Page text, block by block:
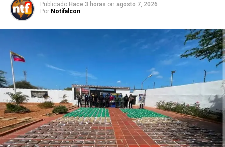
Publicado Hace 3 horas on agosto 7, 2026
Por Notifalcon